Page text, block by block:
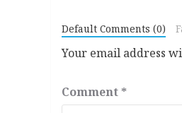
Default Comments (0)
Your email address
Comment *